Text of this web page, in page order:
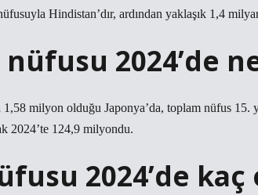
Hindistan’dır, ardından yaklaşık 1,4
nüfusu 2024’de
1,58 milyon olduğu Japonya’da, toplam nüfus 15.
2024’te 124,9 milyondu.
2024’de kaç